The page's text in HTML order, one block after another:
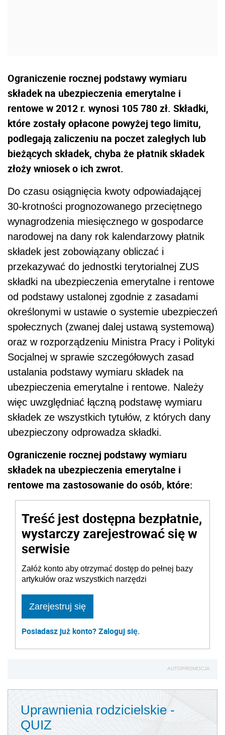
Ograniczenie rocznej podstawy wymiaru
składek na ubezpieczenia emerytalne i
rentowe w 2012 r. wynosi 105 780 zł. Składki,
które zostały opłacone powyżej tego limitu,
podlegają zaliczeniu na poczet zaległych lub
bieżących składek, chyba że płatnik składek
złoży wniosek o ich zwrot.
Do czasu osiągnięcia kwoty odpowiadającej
30-krotności prognozowanego przeciętnego
wynagrodzenia miesięcznego w gospodarce
narodowej na dany rok kalendarzowy płatnik
składek jest zobowiązany obliczać i
przekazywać do jednostki terytorialnej ZUS
składki na ubezpieczenia emerytalne i rentowe
od podstawy ustalonej zgodnie z zasadami
określonymi w ustawie o systemie ubezpieczeń
społecznych (zwanej dalej ustawą systemową)
oraz w rozporządzeniu Ministra Pracy i Polityki
Socjalnej w sprawie szczegółowych zasad
ustalania podstawy wymiaru składek na
ubezpieczenia emerytalne i rentowe. Należy
więc uwzględniać łączną podstawę wymiaru
składek ze wszystkich tytułów, z których dany
ubezpieczony odprowadza składki.
Ograniczenie rocznej podstawy wymiaru
składek na ubezpieczenia emerytalne i
rentowe ma zastosowanie do osób, które:
Treść jest dostępna bezpłatnie,
wystarczy zarejestrować się w
serwisie
Załóż konto aby otrzymać dostęp do pełnej bazy
artykułów oraz wszystkich narzędzi
Zarejestruj się
Posiadasz już konto? Zaloguj się.
AUTOPROMOCJA
Uprawnienia rodzicielskie -
QUIZ